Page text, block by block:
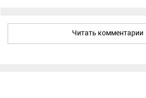
Читать комментарии